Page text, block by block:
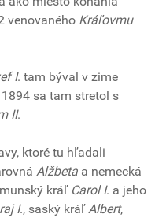
venovaného Kráľovmu
I. tam býval v zime
sa tam stretol s
II.
ktoré tu hľadali
Alžbeta a nemecká
kráľ Carol I. a jeho
I., saský kráľAlbert,